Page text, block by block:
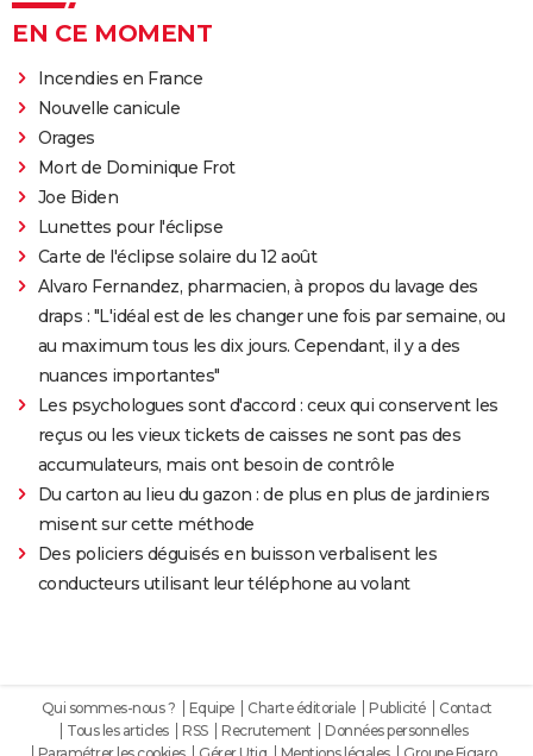
EN CE MOMENT
Incendies en France
Nouvelle canicule
Orages
Mort de Dominique Frot
Joe Biden
Lunettes pour l'éclipse
Carte de l'éclipse solaire du 12 août
Alvaro Fernandez, pharmacien, à propos du lavage des
draps : "L'idéal est de les changer une fois par semaine, ou
au maximum tous les dix jours. Cependant, il y a des
nuances importantes"
Les psychologues sont d'accord : ceux qui conservent les
reçus ou les vieux tickets de caisses ne sont pas des
accumulateurs, mais ont besoin de contrôle
Du carton au lieu du gazon : de plus en plus de jardiniers
misent sur cette méthode
Des policiers déguisés en buisson verbalisent les
conducteurs utilisant leur téléphone au volant
Qui sommes-nous ? Equipe Charte éditoriale Publicité
Contact
Tous les articles
RSS Recrutement
Données personnelles